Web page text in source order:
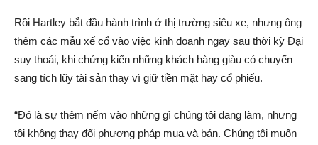
Rồi Hartley bắt đầu hành trình ở thị trường siêu xe, nhưng ông
thêm các mẫu xế cổ vào việc kinh doanh ngay sau thời kỳ Đại
suy thoái, khi chứng kiến những khách hàng giàu có chuyển
sang tích lũy tài sản thay vì giữ tiền mặt hay cổ phiếu.
“Đó là sự thêm nếm vào những gì chúng tôi đang làm, nhưng
tôi không thay đổi phương pháp mua và bán. Chúng tôi muốn